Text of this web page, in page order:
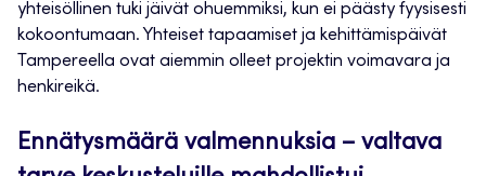
yhteisöllinen tuki jäivät ohuemmiksi, kun ei päästy fyysisesti
kokoontumaan. Yhteiset tapaamiset ja kehittämispäivät
Tampereella ovat aiemmin olleet projektin voimavara ja
henkireikä.
Ennätysmäärä valmennuksia – valtava